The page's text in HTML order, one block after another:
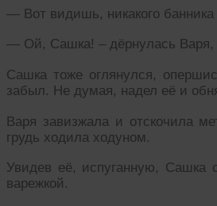
— Вот видишь, никакого
— Ой, Сашка! – дёрнулась Варя,
Сашка тоже оглянулся,
забыл. Не думая, надел её и
Варя завизжала и отскочила
грудь ходила ходуном.
Увидев её, испуганную, Сашка
варежкой.